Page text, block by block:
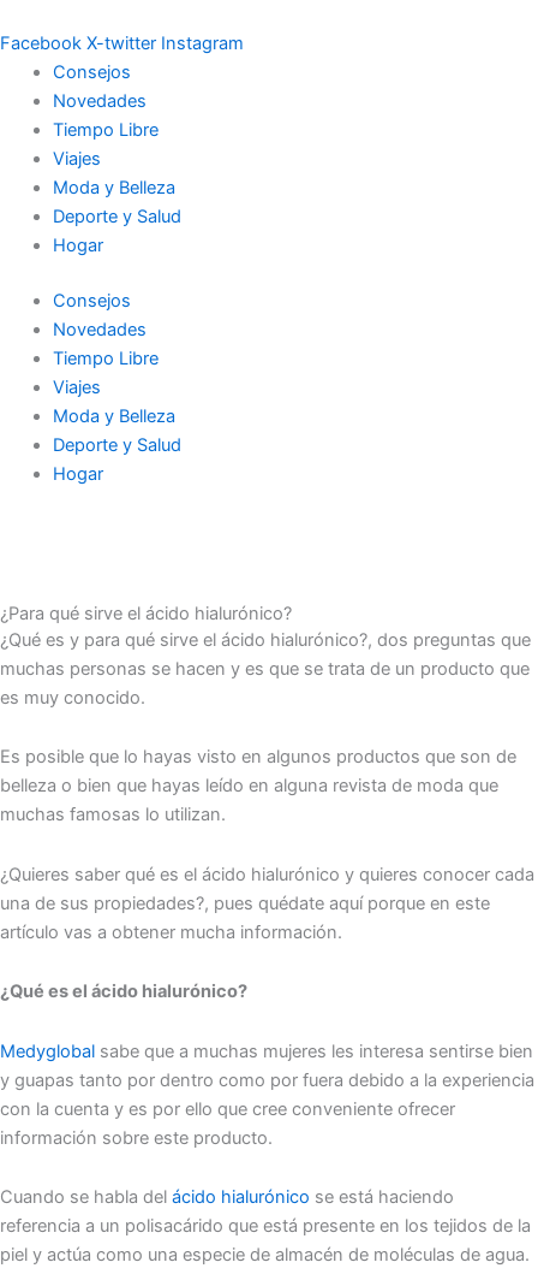
al
contenido
Facebook X-twitter Instagram
Consejos
Novedades
Tiempo Libre
Viajes
Moda y Belleza
Deporte y Salud
Hogar
Consejos
Novedades
Tiempo Libre
Viajes
Moda y Belleza
Deporte y Salud
Hogar
¿Para qué sirve el ácido hialurónico?
¿Qué es y para qué sirve el ácido hialurónico?, dos preguntas que
muchas personas se hacen y es que se trata de un producto que
es muy conocido.
Es posible que lo hayas visto en algunos productos que son de
belleza o bien que hayas leído en alguna revista de moda que
muchas famosas lo utilizan.
¿Quieres saber qué es el ácido hialurónico y quieres conocer cada
una de sus propiedades?, pues quédate aquí porque en este
artículo vas a obtener mucha información.
¿Qué es el ácido hialurónico?
Medyglobal sabe que a muchas mujeres les interesa sentirse bien
y guapas tanto por dentro como por fuera debido a la experiencia
con la cuenta y es por ello que cree conveniente ofrecer
información sobre este producto.
Cuando se habla del ácido hialurónico se está haciendo
referencia a un polisacárido que está presente en los tejidos de la
piel y actúa como una especie de almacén de moléculas de agua.